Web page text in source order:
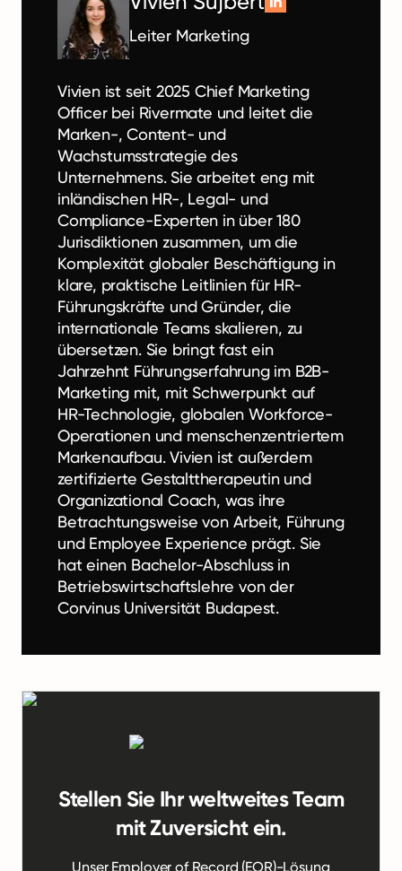
Leiter Marketing
Vivien ist seit 2025 Chief Marketing
Officer bei Rivermate und leitet die
Marken-, Content- und
Wachstumsstrategie des
Unternehmens. Sie arbeitet eng mit
inländischen HR-, Legal- und
Compliance-Experten in über 180
Jurisdiktionen zusammen, um die
Komplexität globaler Beschäftigung in
klare, praktische Leitlinien für HR-
Führungskräfte und Gründer, die
internationale Teams skalieren, zu
übersetzen. Sie bringt fast ein
Jahrzehnt Führungserfahrung im B2B-
Marketing mit, mit Schwerpunkt auf
HR-Technologie, globalen Workforce-
Operationen und menschenzentriertem
Markenaufbau. Vivien ist außerdem
zertifizierte Gestalttherapeutin und
Organizational Coach, was ihre
Betrachtungsweise von Arbeit, Führung
und Employee Experience prägt. Sie
hat einen Bachelor-Abschluss in
Betriebswirtschaftslehre von der
Corvinus Universität Budapest.
Stellen Sie Ihr weltweites Team
mit Zuversicht ein.
Unser Employer of Record (EOR)-Lösung